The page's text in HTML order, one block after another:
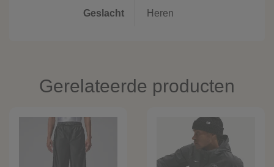
Geslacht Heren
Gerelateerde producten